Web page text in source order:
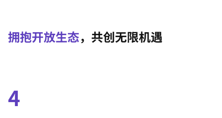
拥抱开放生态，共创无限机遇
4